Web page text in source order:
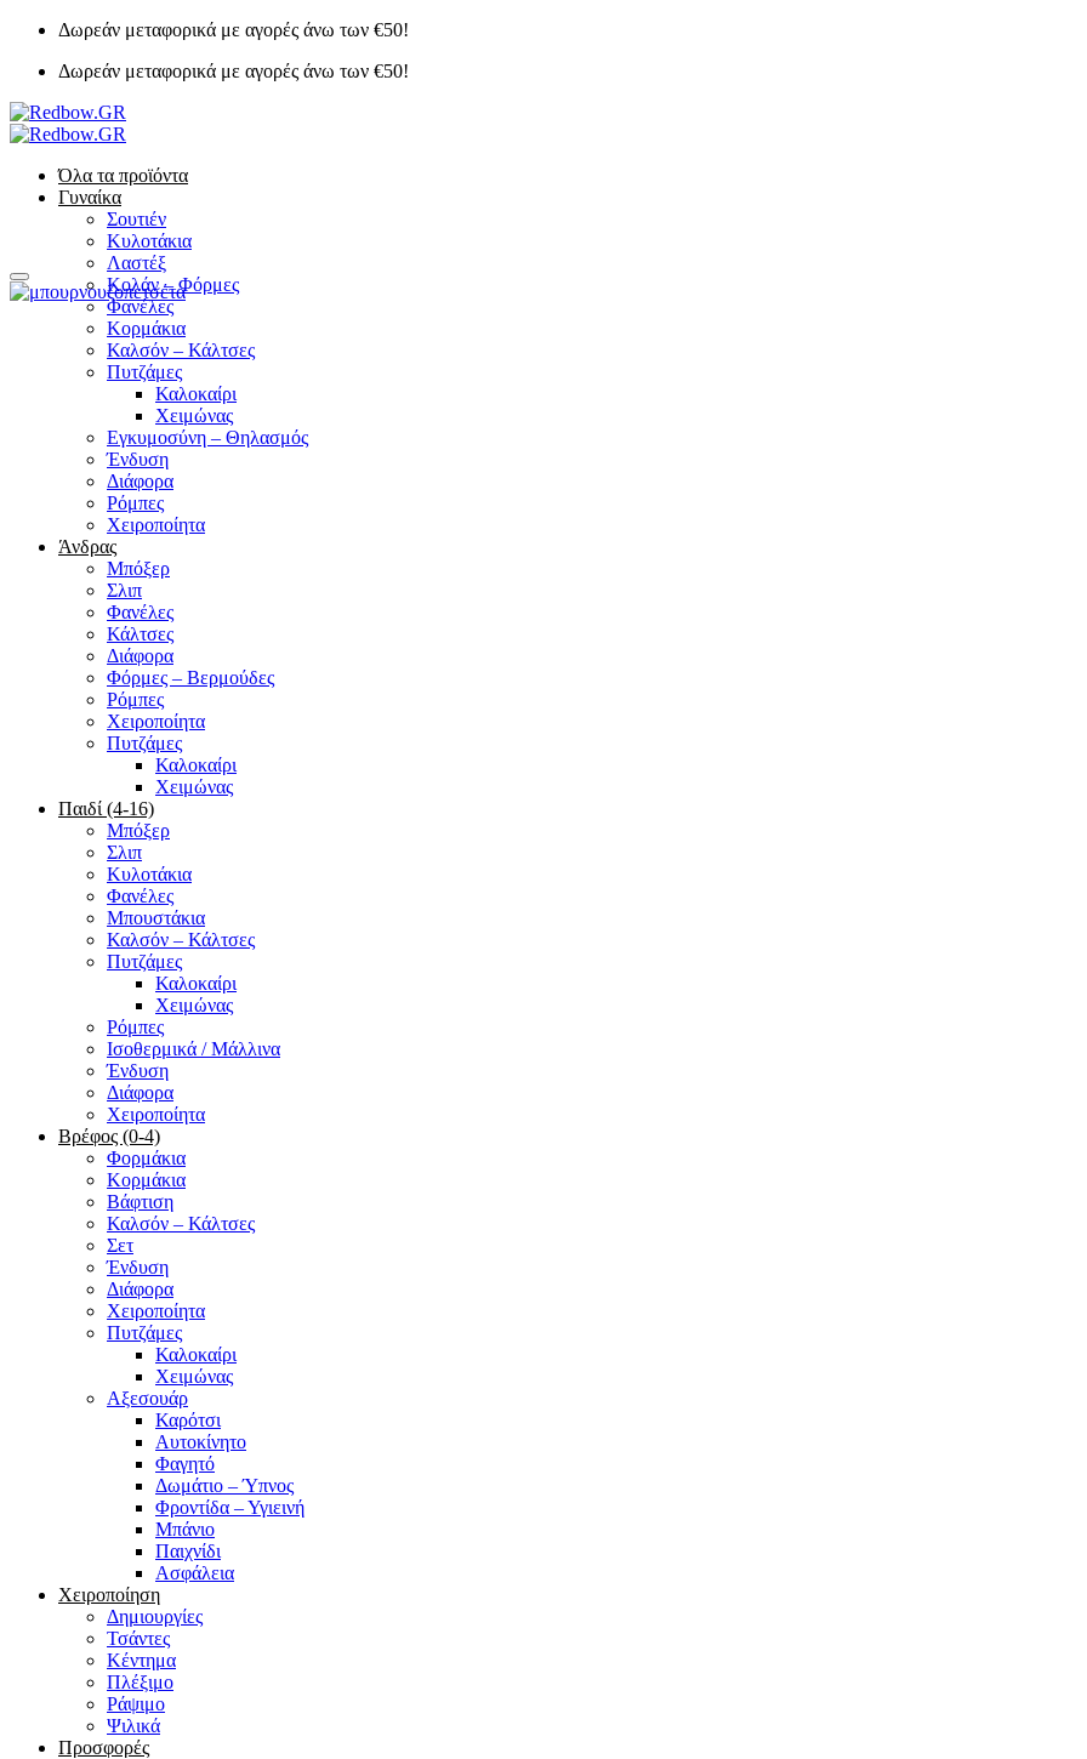
Μετάβαση
περιεχόμενο
Δωρεάν μεταφορικά με αγορές άνω των €50!
Δωρεάν μεταφορικά με αγορές άνω των €50!
Όλα τα προϊόντα
Γυναίκα
Σουτιέν
Κυλοτάκια
Λαστέξ
Κολάν – Φόρμες
Φανέλες
Κορμάκια
Καλσόν – Κάλτσες
Πυτζάμες
Καλοκαίρι
Χειμώνας
Εγκυμοσύνη – Θηλασμός
Ένδυση
Διάφορα
Ρόμπες
Χειροποίητα
Άνδρας
Μπόξερ
Σλιπ
Φανέλες
Κάλτσες
Διάφορα
Φόρμες – Βερμούδες
Ρόμπες
Χειροποίητα
Πυτζάμες
Καλοκαίρι
Χειμώνας
Παιδί (4-16)
Μπόξερ
Σλιπ
Κυλοτάκια
Φανέλες
Μπουστάκια
Καλσόν – Κάλτσες
Πυτζάμες
Καλοκαίρι
Χειμώνας
Ρόμπες
Ισοθερμικά / Μάλλινα
Ένδυση
Διάφορα
Χειροποίητα
Βρέφος (0-4)
Φορμάκια
Κορμάκια
Βάφτιση
Καλσόν – Κάλτσες
Σετ
Ένδυση
Διάφορα
Χειροποίητα
Πυτζάμες
Καλοκαίρι
Χειμώνας
Αξεσουάρ
Καρότσι
Αυτοκίνητο
Φαγητό
Δωμάτιο – Ύπνος
Φροντίδα – Υγιεινή
Μπάνιο
Παιχνίδι
Ασφάλεια
Χειροποίηση
Δημιουργίες
Τσάντες
Κέντημα
Πλέξιμο
Ράψιμο
Ψιλικά
Προσφορές